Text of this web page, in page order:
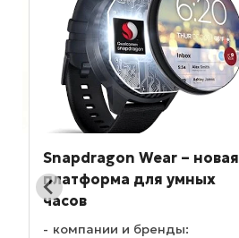
Snapdragon Wear – новая
платформа для умных
часов
компании и бренды: